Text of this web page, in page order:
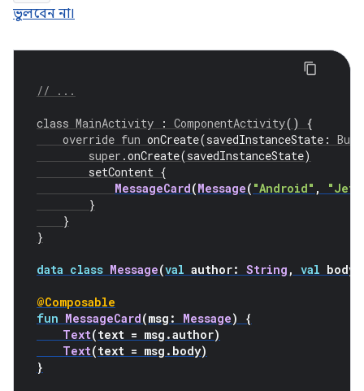
ভুলবেন না।
// ...
class MainActivity : ComponentActivity()
{
override fun onCreate(savedInstanceState :
super .onCreate(savedInstanceState)
setContent {
MessageCard(Message( "Android" ,
}
}
}
data class Message(val author: String , val body
@Composable
fun MessageCard(msg : Message)
{
Text(text = msg .author)
Text(text = msg . body)
}